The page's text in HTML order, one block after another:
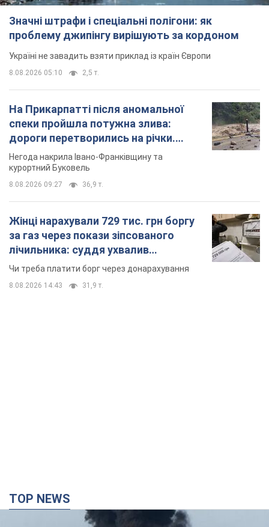
Значні штрафи і спеціальні полігони: як
проблему джипінгу вирішують за кордоном
Україні не завадить взяти приклад із країн Європи
8.08.2026 05:10 2,5 т.
На Прикарпатті після аномальної
спеки пройшла потужна злива:
дороги перетворились на річки.
Відео
Негода накрила Івано-Франківщину та
курортний Буковель
8.08.2026 09:27 36,9 т.
Жінці нарахували 729 тис. грн боргу
за газ через покази зіпсованого
лічильника: суддя ухвалив
неочікуване рішення
Чи треба платити борг через донарахування
8.08.2026 14:43 31,9 т.
TOP NEWS